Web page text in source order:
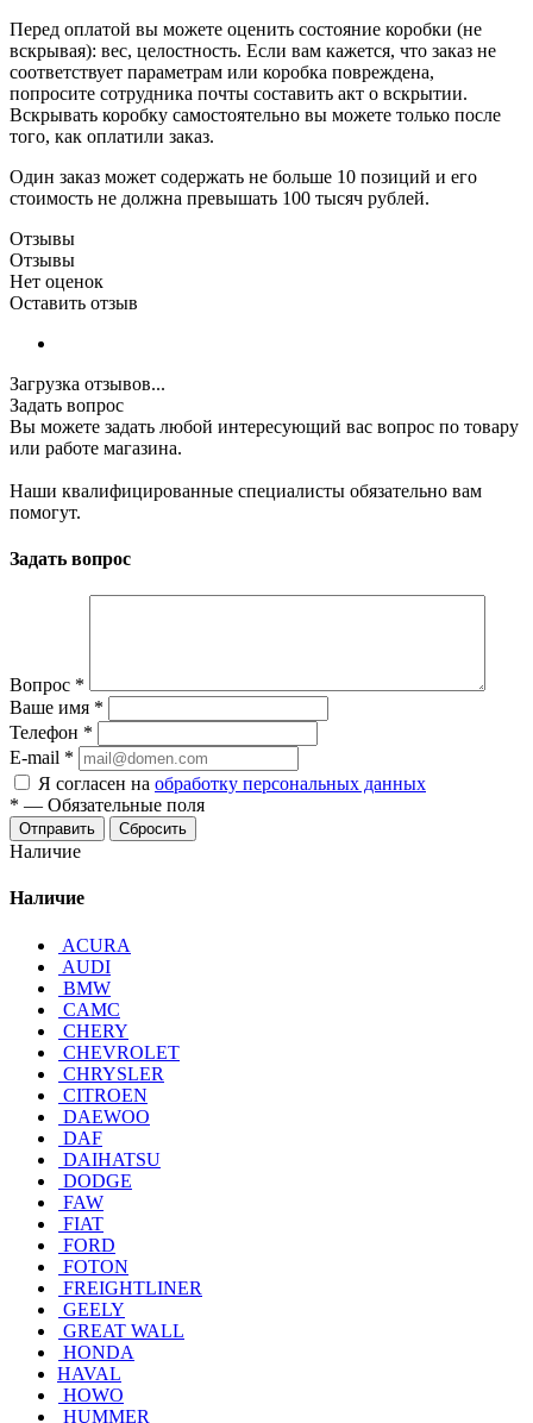
Перед оплатой вы можете оценить состояние коробки (не
вскрывая): вес, целостность. Если вам кажется, что заказ не
соответствует параметрам или коробка повреждена,
попросите сотрудника почты составить акт о вскрытии.
Вскрывать коробку самостоятельно вы можете только после
того, как оплатили заказ.
Один заказ может содержать не больше 10 позиций и его
стоимость не должна превышать 100 тысяч рублей.
Отзывы
Отзывы
Нет оценок
Оставить отзыв
Загрузка отзывов...
Задать вопрос
Вы можете задать любой интересующий вас вопрос по товару
или работе магазина.
Наши квалифицированные специалисты обязательно вам
помогут.
Задать вопрос
Вопрос *
Ваше имя *
Телефон *
E-mail *
Я согласен на обработку персональных данных
* — Обязательные поля
Отправить Сбросить
Наличие
Наличие
ACURA
AUDI
BMW
CAMC
CHERY
CHEVROLET
CHRYSLER
CITROEN
DAEWOO
DAF
DAIHATSU
DODGE
FAW
FIAT
FORD
FOTON
FREIGHTLINER
GEELY
GREAT WALL
HONDA
HAVAL
HOWO
HUMMER